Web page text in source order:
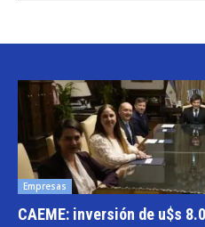
Empresas
CAEME: inversión de u$s